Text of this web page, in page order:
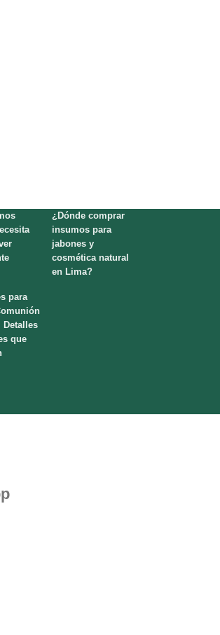
¿Dónde comprar
insumos para
jabones y
cosmética natural
en Lima?
para
Detalles
que